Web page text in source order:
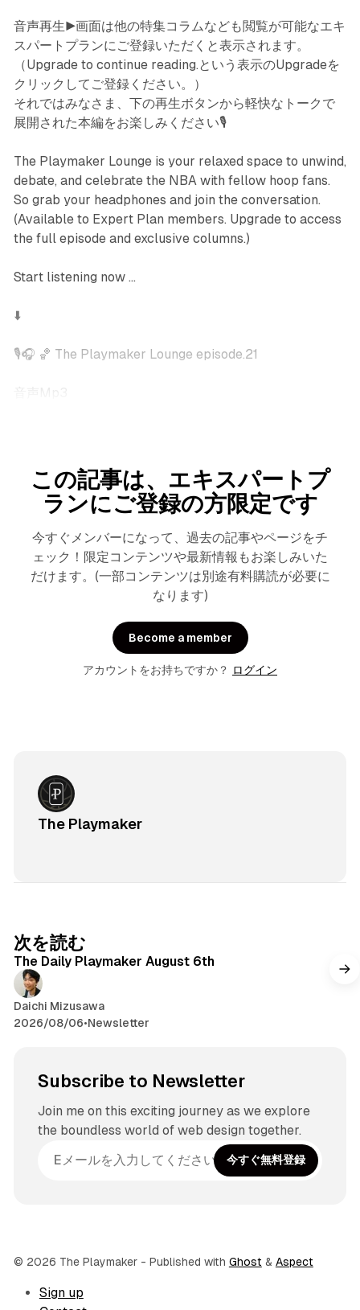
音声再生▶️画面は他の特集コラムなども閲覧が可能なエキ
スパートプランにご登録いただくと表示されます。
（Upgrade to continue reading.という表示のUpgradeを
クリックしてご登録ください。）
それではみなさま、下の再生ボタンから軽快なトークで
展開された本編をお楽しみください🎙️
The Playmaker Lounge is your relaxed space to unwind,
debate, and celebrate the NBA with fellow hoop fans.
So grab your headphones and join the conversation.
(Available to Expert Plan members. Upgrade to access
the full episode and exclusive columns.)
Start listening now ...
⬇️
🎙️🎧 🏀 The Playmaker Lounge episode.21
この記事は、エキスパートプ
ランにご登録の方限定です
今すぐメンバーになって、過去の記事やページをチ
ェック！限定コンテンツや最新情報もお楽しみいた
だけます。(一部コンテンツは別途有料購読が必要に
なります)
Become a member
アカウントをお持ちですか？ ログイン
The Playmaker
次を読む
The Daily Playmaker August 6th
Daichi Mizusawa
2026/08/06•Newsletter
Subscribe to Newsletter
Join me on this exciting journey as we explore
the boundless world of web design together.
今すぐ無料登録
© 2026 The Playmaker- Published with Ghost & Aspect
Sign up